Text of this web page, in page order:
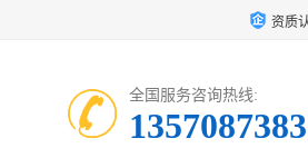
资质
全国服务咨询热线: